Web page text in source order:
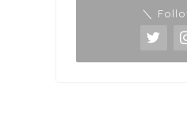
＼